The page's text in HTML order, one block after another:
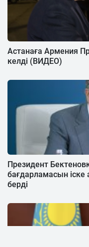
Астанаға Армения
келді (ВИДЕО)
Президент
бағдарламасын
берді